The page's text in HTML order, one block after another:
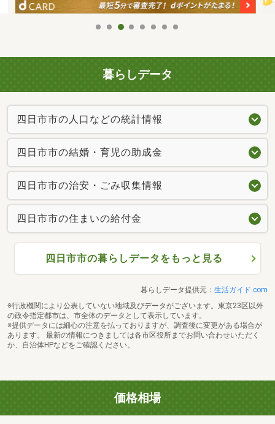
暮らしデータ
四日市市の人口などの統計情報
四日市市の結婚・育児の助成金
四日市市の治安・ごみ収集情報
四日市市の住まいの給付金
四日市市の暮らしデータをもっと見る
暮らしデータ提供元： 生活ガイド.com
※行政機関により公表していない地域及びデータがございます。東京23区以外
の政令指定都市は、市全体のデータとして表示しています。
※提供データには細心の注意を払っておりますが、調査後に変更がある場合が
あります。 最新の情報につきましては各市区役所までお問い合わせいただく
か、自治体HPなどをご確認ください。
価格相場